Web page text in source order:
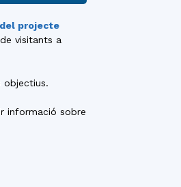
projecte
visitants a
objectius.
informació sobre